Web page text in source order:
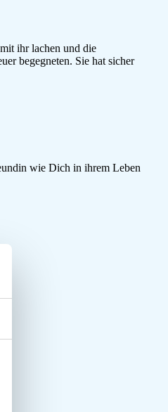
ihr lachen und die
begegneten. Sie hat sicher
wie Dich in ihrem Leben